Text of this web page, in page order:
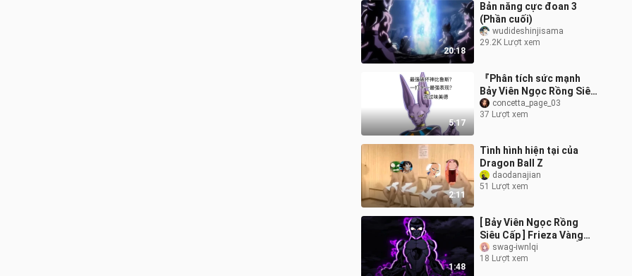
20:18
Bản năng cực đoan 3
(Phần cuối)
wudideshinjisama
29.2K Lượt xem
5:17
『Phân tích sức mạnh
Bảy Viên Ngọc Rồng Siêu
Cấp』Bills là Thần Phá
Hủy mạnh nhất? Một đấu
concetta_page_03
37 Lượt xem
2:11
Tình hình hiện tại của
Dragon Ball Z
daodanajian
51 Lượt xem
1:48
[ Bảy Viên Ngọc Rồng
Siêu Cấp ] Frieza Vàng
Đen MONTAGEM THỬ
(Siêu Giảm Tốc)
swag-iwnlqi
18 Lượt xem